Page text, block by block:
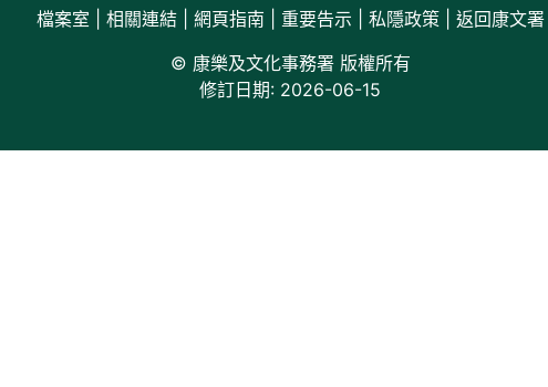
重要告示
檔案室 相關連結| 網頁指南 重要告示 私隱政策| 返回康文署
© 康樂及文化事務署 版權所有
修訂日期: 2026-06-15